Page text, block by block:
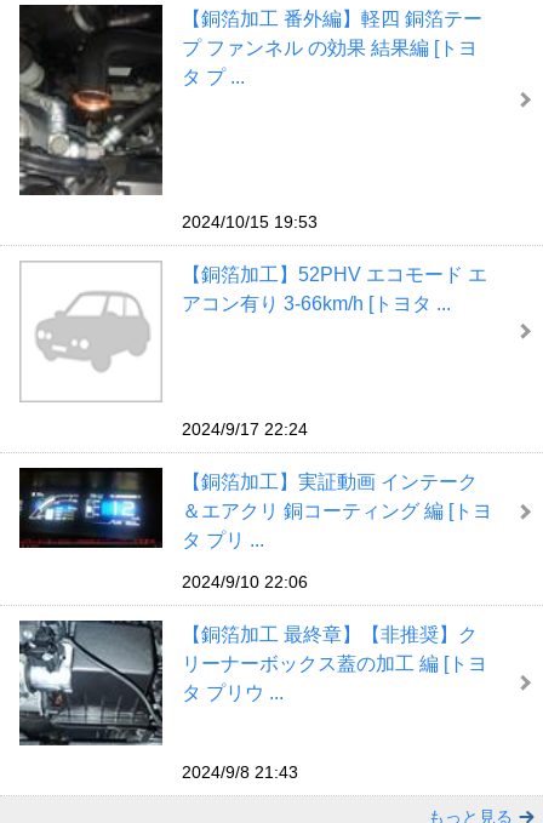
【銅箔加工 番外編】軽四 銅箔テー
プ ファンネル の効果 結果編 [トヨ
タ プ ...
2024/10/15 19:53
【銅箔加工】52PHV エコモード エ
アコン有り 3-66km/h [トヨタ ...
2024/9/17 22:24
【銅箔加工】実証動画 インテーク
＆エアクリ 銅コーティング 編 [トヨ
タ プリ ...
2024/9/10 22:06
【銅箔加工 最終章】【非推奨】ク
リーナーボックス蓋の加工 編 [トヨ
タ プリウ ...
2024/9/8 21:43
もっと見る